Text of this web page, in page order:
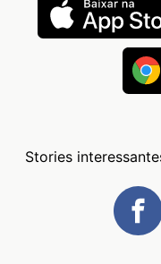
Stories